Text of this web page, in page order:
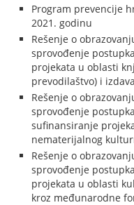
Program prevencije
2021. godinu
Rešenje o
sprovođenje
projekata u oblasti
prevodilaštvo) i
Rešenje o
sprovođenje
sufinansiranje
nematerijalnog
Rešenje o
sprovođenje
projekata u oblasti
kroz međunarodne